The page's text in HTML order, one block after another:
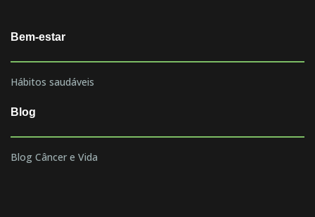
Bem-estar
Hábitos saudáveis
Blog
Blog Câncer e Vida